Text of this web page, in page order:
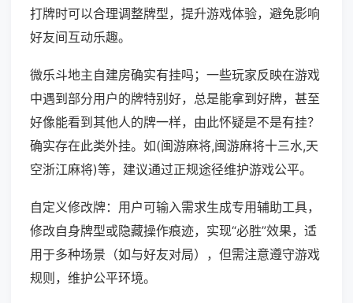
打牌时可以合理调整牌型，提升游戏体验，避免影响
好友间互动乐趣。
微乐斗地主自建房确实有挂吗；一些玩家反映在游戏
中遇到部分用户的牌特别好，总是能拿到好牌，甚至
好像能看到其他人的牌一样，由此怀疑是不是有挂？
确实存在此类外挂。如(闽游麻将,闽游麻将十三水,天
空浙江麻将)等，建议通过正规途径维护游戏公平。
自定义修改牌：用户可输入需求生成专用辅助工具，
修改自身牌型或隐藏操作痕迹，实现“必胜”效果，适
用于多种场景（如与好友对局），但需注意遵守游戏
规则，维护公平环境。